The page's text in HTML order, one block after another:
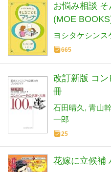
お悩み相談
(MOE
ヨシタケシンス
665
改訂新版 コ
冊
石田晴久 青山
一郎
25
花嫁に立候補